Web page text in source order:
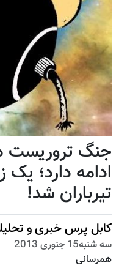
جنگ تروریست
ادامه دارد؛
تیرباران شد!
کابل پرس خبری و
سه شنبه15 جنوری 2013
همرسانی